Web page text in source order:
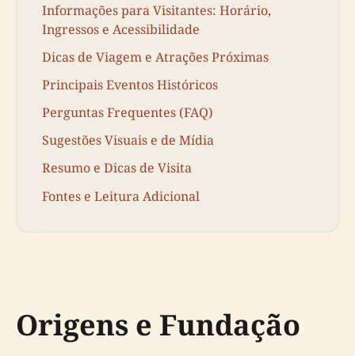
Informações para Visitantes: Horário,
Ingressos e Acessibilidade
Dicas de Viagem e Atrações Próximas
Principais Eventos Históricos
Perguntas Frequentes (FAQ)
Sugestões Visuais e de Mídia
Resumo e Dicas de Visita
Fontes e Leitura Adicional
Origens e Fundação